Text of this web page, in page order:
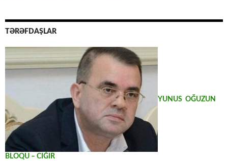
TƏRƏFDAŞLAR
YUNUS OĞUZUN
BLOQU – CIĞIR